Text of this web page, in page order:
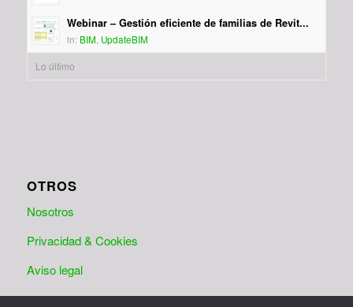
Webinar – Gestión eficiente de familias de Revit...
in: BIM UpdateBIM
Lo último
OTROS
Nosotros
Privacidad & Cookies
Aviso legal